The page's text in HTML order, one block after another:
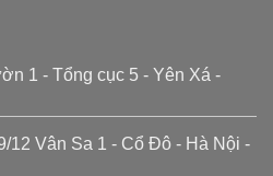
1 - Tổng cục 5 - Yên Xá -
12 Vân Sa 1 - Cổ Đô - Hà Nội -